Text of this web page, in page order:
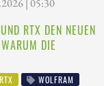
| 05:30
RTX DEN NEUEN
DIE
RTX
WOLFRAM